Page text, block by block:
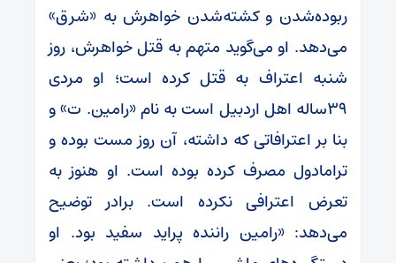
ربوده‌شدن و کشته‌شدن خواهرش به «شرق»
می‌دهد. او می‌گوید متهم به قتل خواهرش، روز
شنبه اعتراف به قتل کرده است؛ او مردی
۳۹‌ساله اهل اردبیل است به نام «رامین. ت» و
بنا بر اعترافاتی که داشته، آن روز مست بوده و
ترامادول مصرف کرده بوده است. او هنوز به
تعرض اعترافی نکرده است. برادر توضیح
می‌دهد: «رامین راننده پراید سفید بود. او